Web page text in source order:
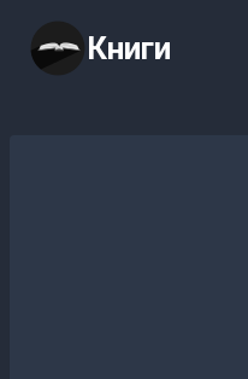
содержимому
Книги